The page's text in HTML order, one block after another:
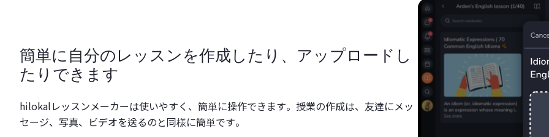
簡単に自分のレッスンを作成したり、アップロードし
たりできます
hilokalレッスンメーカーは使いやすく、簡単に操作できます。授業の作成は、友達にメッ
セージ、写真、ビデオを送るのと同様に簡単です。